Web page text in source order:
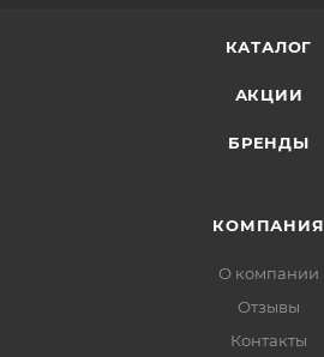
КАТАЛОГ
АКЦИИ
БРЕНДЫ
КОМПАНИЯ
О компании
Отзывы
Контакты